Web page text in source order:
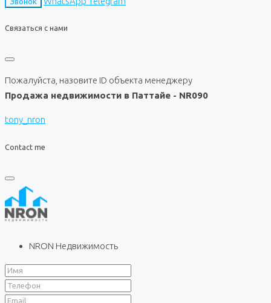
Связаться с нами
Пожалуйста, назовите ID объекта менеджеру
Продажа недвижимости в Паттайе - NR090
tony_nron
Contact me
NRON Недвижимость